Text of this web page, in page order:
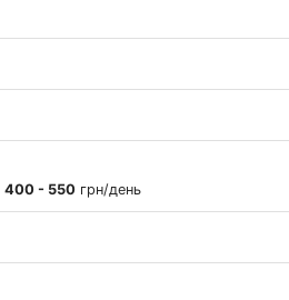
400 - 550 грн/день